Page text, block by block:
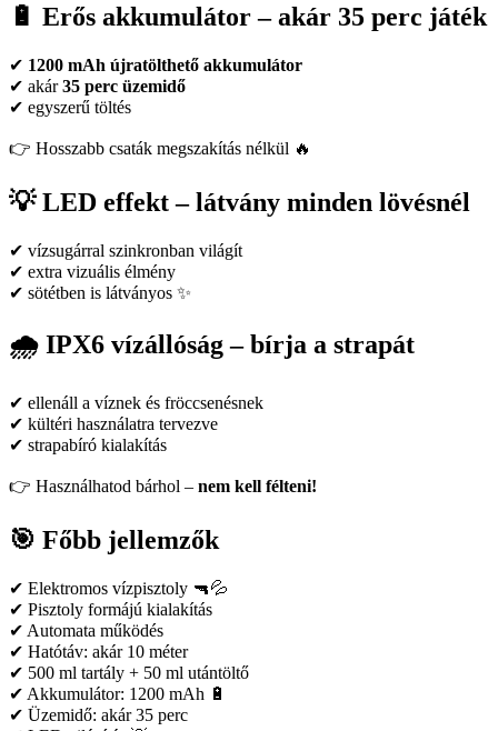
🔋 Erős akkumulátor – akár 35 perc játék
✔ 1200 mAh újratölthető akkumulátor
✔ akár35 perc üzemidő
✔ egyszerű töltés
👉 Hosszabb csaták megszakítás nélkül 🔥
💡 LED effekt – látvány minden lövésnél
✔ vízsugárral szinkronban világít
✔ extra vizuális élmény
✔ sötétben is látványos ✨
🌧️ IPX6 vízállóság – bírja a strapát
✔ ellenáll a víznek és fröccsenésnek
✔ kültéri használatra tervezve
✔ strapabíró kialakítás
👉 Használhatod bárhol – nem kell félteni!
🎯 Főbb jellemzők
✔ Elektromos vízpisztoly 🔫💦
✔ Pisztoly formájú kialakítás
✔ Automata működés
✔ Hatótáv: akár 10 méter
✔ 500 ml tartály + 50 ml utántöltő
✔ Akkumulátor: 1200 mAh 🔋
✔ Üzemidő: akár 35 perc